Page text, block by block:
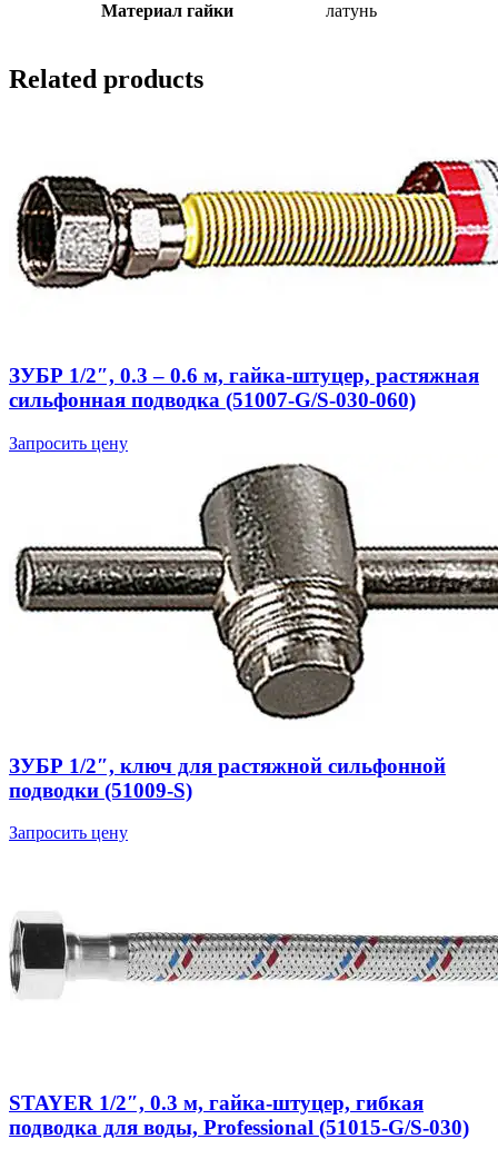
Материал гайки латунь
Related products
ЗУБР 1/2″, 0.3 – 0.6 м, гайка-штуцер, растяжная
сильфонная подводка (51007-G/S-030-060)
Запросить цену
ЗУБР 1/2″, ключ для растяжной сильфонной
подводки (51009-S)
Запросить цену
STAYER 1/2″, 0.3 м, гайка-штуцер, гибкая
подводка для воды, Professional (51015-G/S-030)